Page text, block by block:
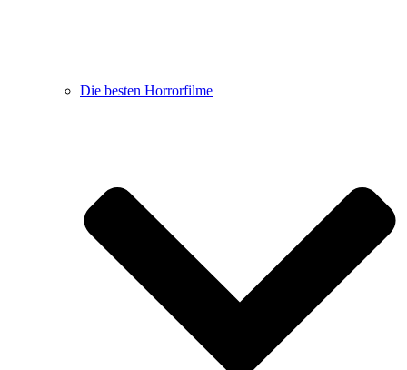
Die besten Horrorfilme